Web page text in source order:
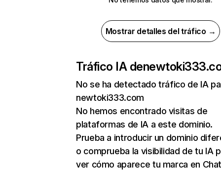
Mostrar detalles del tráfico →
Tráfico IA de
No se ha detectado tráfico de IA
newtoki333.com
No hemos encontrado visitas de
plataformas de IA a este dominio.
Prueba a introducir un dominio
o comprueba la visibilidad de tu IA
ver cómo aparece tu marca en